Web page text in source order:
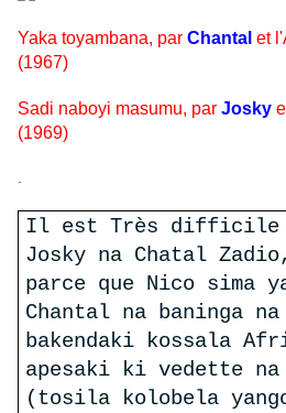
Yaka toyambana, par Chantal et
(1967)
Sadi naboyi masumu, par Josky
(1969)
Il est Très difficile
Josky na Chatal
parce que Nico sima
Chantal na baninga
bakendaki kossala
apesaki ki vedette na
(tosila kolobela